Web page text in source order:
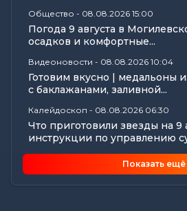
Общество - 08.08.2026 15:00
Погода 9 августа в
осадков и комфортные...
Видеоновости - 08.08.2026 10:04
Готовим вкусно | медальоны
с баклажанами, заливной...
Калейдоскоп - 08.08.2026 06:30
Что приготовили звезды на 9
инструкции по управлению
В Могилевской области
выезжали из-за упавших
Показать ещё